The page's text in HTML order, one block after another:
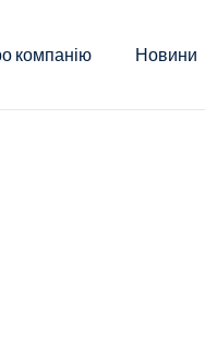
компанію Новини